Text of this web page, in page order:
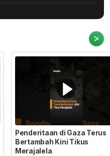
>
Penderitaan di Gaza Terus
Bertambah Kini Tikus
Merajalela